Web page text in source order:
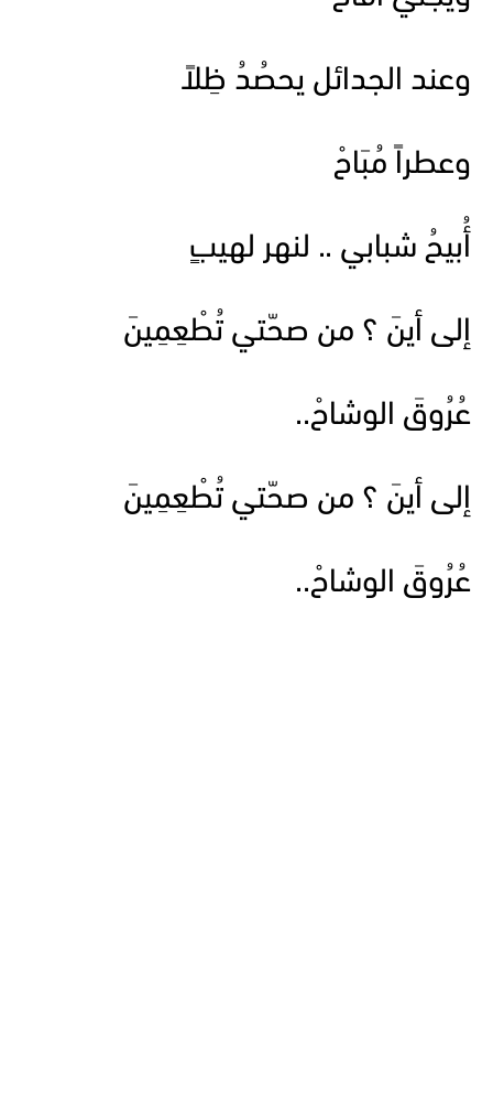
وعند الجدائل يحصُدُ ظِلاً
وعطراً مُبَاحْ
أُبيحُ شبابي .. لنهر لهيبٍ
إلى أينَ ؟ من صحّتي تُطْعِمِينَ
عُرُوقَ الوشاحْ..
إلى أينَ ؟ من صحّتي تُطْعِمِينَ
عُرُوقَ الوشاحْ..